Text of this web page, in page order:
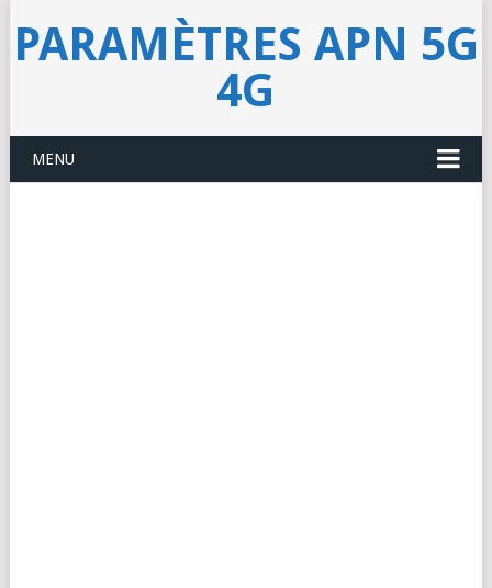
PARAMÈTRES APN 5G
4G
MENU